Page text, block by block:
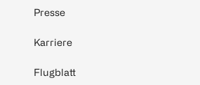
Presse
Karriere
Flugblatt